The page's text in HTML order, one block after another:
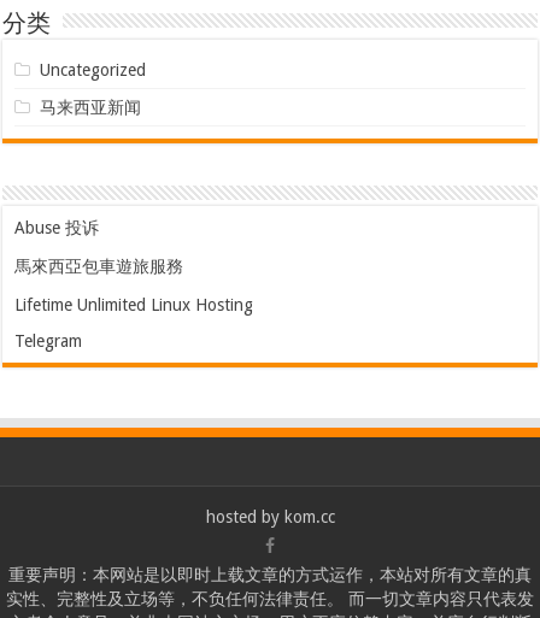
分类
Uncategorized
马来西亚新闻
Abuse 投诉
馬來西亞包車遊旅服務
Lifetime Unlimited Linux Hosting
Telegram
hosted by kom.cc
重要声明：本网站是以即时上载文章的方式运作，本站对所有文章的真
实性、完整性及立场等，不负任何法律责任。 而一切文章内容只代表发